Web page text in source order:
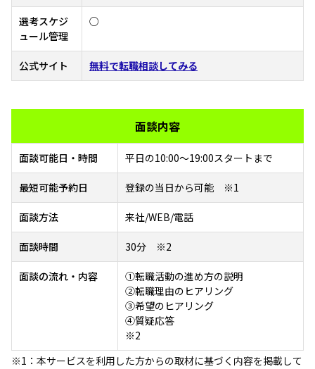
選考スケジ
ュール管理
○
公式サイト 無料で転職相談してみる
面談内容
面談可能日・時間 平日の10:00～19:00スタートまで
最短可能予約日 登録の当日から可能 ※1
面談方法 来社/WEB/電話
面談時間 30分 ※2
面談の流れ・内容
①転職活動の進め方の説明
②転職理由のヒアリング
③希望のヒアリング
④質疑応答
※2
※1：本サービスを利用した方からの取材に基づく内容を掲載して